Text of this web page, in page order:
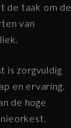
de taak om de
van
is zorgvuldig
en ervaring.
de hoge